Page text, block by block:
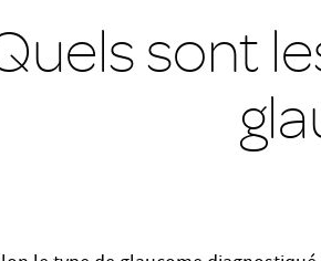
sont